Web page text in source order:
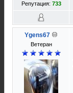
Репутация: 733
Ygens67
Ветеран